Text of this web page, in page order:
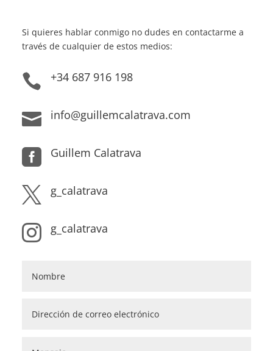
Si quieres hablar conmigo no dudes en contactarme a
través de cualquier de estos medios:
 +34 687 916 198
 info@guillemcalatrava.com
 Guillem Calatrava
 g_calatrava
 g_calatrava